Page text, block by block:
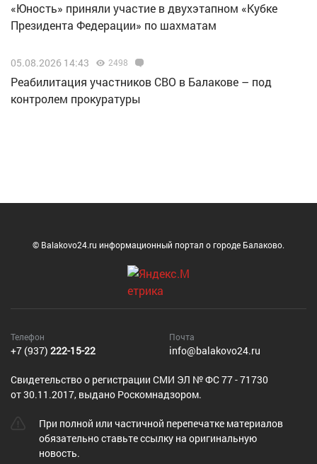
«Юность» приняли участие в двухэтапном «Кубке
Президента Федерации» по шахматам
05.08.2026 14:43 2498
Реабилитация участников СВО в Балакове – под
контролем прокуратуры
© Balakovo24.ru информационный портал о городе Балаково.
Телефон
+7 (937) 222-15-22
Почта
info@balakovo24.ru
Cвидетельство о регистрации СМИ ЭЛ № ФС 77 - 71730
от 30.11.2017, выдано Роскомнадзором.
При полной или частичной перепечатке материалов
обязательно ставьте ссылку на оригинальную
новость.